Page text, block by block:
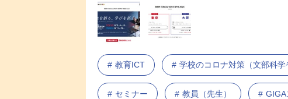
教育ICT 学校のコロナ対策（文部科学
セミナー 教員（先生） GIGA